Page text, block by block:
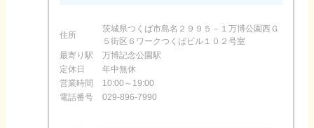
住所
茨城県つくば市島名２９９５－１万博公園西Ｇ
５街区６ワークつくばビル１０２号室
最寄り駅
万博記念公園駅
定休日
年中無休
営業時間
10:00～19:00
電話番号
029-896-7990